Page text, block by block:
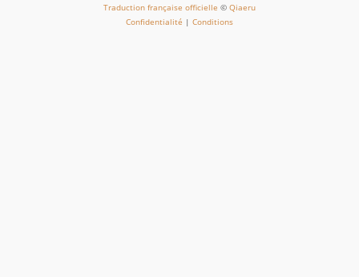
Traduction française officielle © Qiaeru
Confidentialité | Conditions